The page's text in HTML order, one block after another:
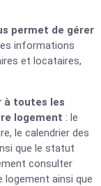
permet de gérer
informations
et locataires,
à toutes les
logement : le
le calendrier des
que le statut
consulter
ainsi que